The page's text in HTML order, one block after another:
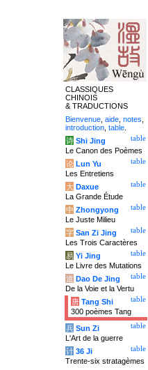
CLASSIQUES
CHINOIS
& TRADUCTIONS
Bienvenue aide notes
introduction table
table
诗 Shi Jing
Le Canon des Poèmes
table
论 Lun Yu
Les Entretiens
table
大 Daxue
La Grande Étude
table
中 Zhongyong
Le Juste Milieu
table
字 San Zi Jing
Les Trois Caractères
table
易 Yi Jing
Le Livre des Mutations
table
道 Dao De Jing
De la Voie et la Vertu
table
唐 Tang Shi
300 poèmes Tang
table
兵 Sun Zi
L'Art de la guerre
table
计 36 Ji
Trente-six stratagèmes